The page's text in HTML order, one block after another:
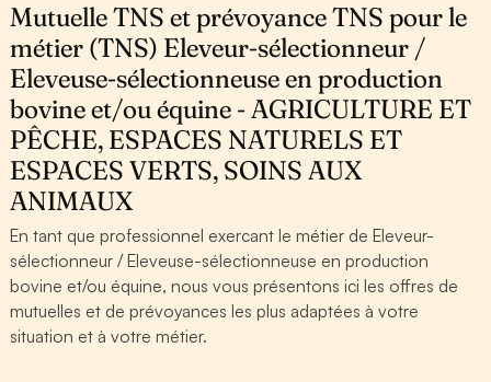
Mutuelle TNS et prévoyance TNS pour le
métier (TNS) Eleveur-sélectionneur /
Eleveuse-sélectionneuse en production
bovine et/ou équine - AGRICULTURE ET
PÊCHE, ESPACES NATURELS ET
ESPACES VERTS, SOINS AUX
ANIMAUX
En tant que professionnel exercant le métier de Eleveur-
sélectionneur / Eleveuse-sélectionneuse en production
bovine et/ou équine, nous vous présentons ici les offres de
mutuelles et de prévoyances les plus adaptées à votre
situation et à votre métier.